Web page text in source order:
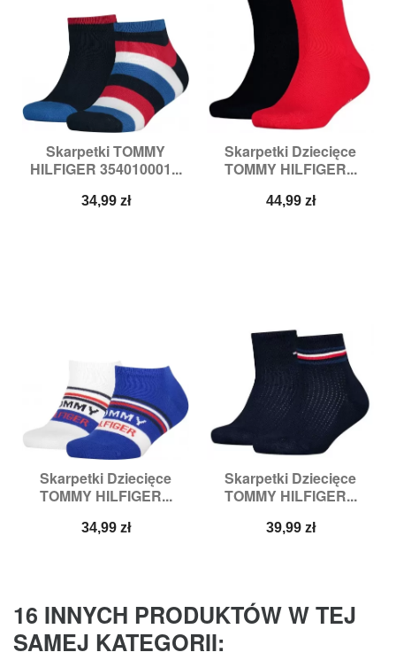
Skarpetki TOMMY
HILFIGER 354010001...
Cena
34,99 zł
Skarpetki Dziecięce
TOMMY HILFIGER...
Cena
44,99 zł
Skarpetki Dziecięce
TOMMY HILFIGER...
Cena
34,99 zł
Skarpetki Dziecięce
TOMMY HILFIGER...
Cena
39,99 zł
16 INNYCH PRODUKTÓW W TEJ
SAMEJ KATEGORII: